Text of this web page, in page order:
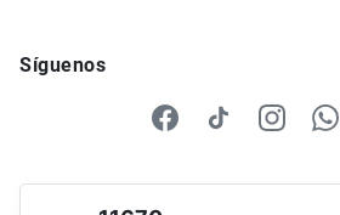
Síguenos